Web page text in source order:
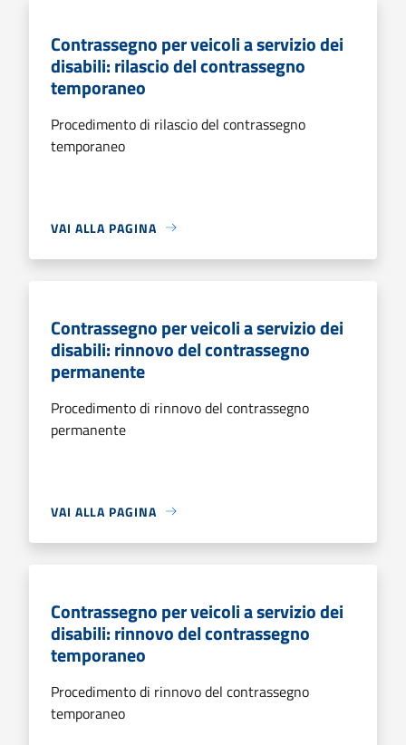
Contrassegno per veicoli a servizio dei
disabili: rilascio del contrassegno
temporaneo
Procedimento di rilascio del contrassegno
temporaneo
VAI ALLA PAGINA
Contrassegno per veicoli a servizio dei
disabili: rinnovo del contrassegno
permanente
Procedimento di rinnovo del contrassegno
permanente
VAI ALLA PAGINA
Contrassegno per veicoli a servizio dei
disabili: rinnovo del contrassegno
temporaneo
Procedimento di rinnovo del contrassegno
temporaneo